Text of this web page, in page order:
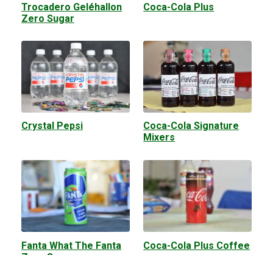
Trocadero Geléhallon
Zero Sugar
Coca-Cola Plus
Crystal Pepsi
Coca-Cola Signature
Mixers
Fanta What The Fanta
Coca-Cola Plus Coffee